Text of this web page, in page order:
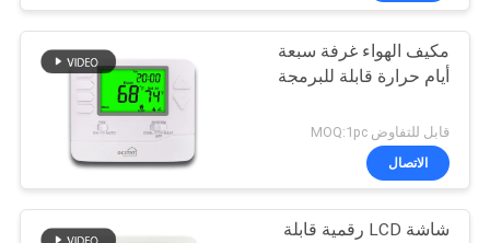
مكيف الهواء غرفة سبعة
أيام حرارة قابلة للبرمجة
قابل للتفاوض MOQ:1pc
الاتصال
شاشة LCD رقمية قابلة